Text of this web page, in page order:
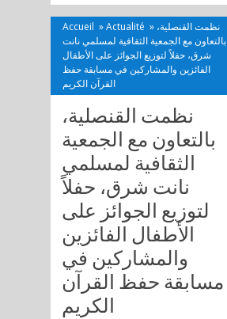
Accueil »Actualité » نظمت القنصلية،
بالتعاون مع الجمعية الثقافية لمسلمي نانت
شرق، حفلاً لتوزيع الجوائز على الأطفال
الفائزين والمشاركين في مسابقة حفظ
القرآن الكريم
نظمت القنصلية،
بالتعاون مع الجمعية
الثقافية لمسلمي
نانت شرق، حفلاً
لتوزيع الجوائز على
الأطفال الفائزين
والمشاركين في
مسابقة حفظ القرآن
الكريم